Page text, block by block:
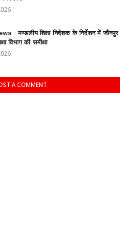
: ​मण्डलीय शिक्षा निदेशक के निर्देशन में जौनपुर
विभाग की समीक्षा
A COMMENT